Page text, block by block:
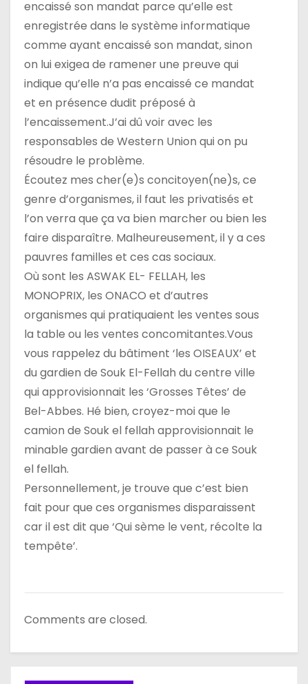
encaissé son mandat parce qu’elle est
enregistrée dans le système informatique
comme ayant encaissé son mandat, sinon
on lui exigea de ramener une preuve qui
indique qu’elle n’a pas encaissé ce mandat
et en présence dudit préposé à
l’encaissement.J’ai dû voir avec les
responsables de Western Union qui on pu
résoudre le problème.
Écoutez mes cher(e)s concitoyen(ne)s, ce
genre d’organismes, il faut les privatisés et
l’on verra que ça va bien marcher ou bien les
faire disparaître. Malheureusement, il y a ces
pauvres familles et ces cas sociaux.
Où sont les ASWAK EL- FELLAH, les
MONOPRIX, les ONACO et d’autres
organismes qui pratiquaient les ventes sous
la table ou les ventes concomitantes.Vous
vous rappelez du bâtiment ‘les OISEAUX’ et
du gardien de Souk El-Fellah du centre ville
qui approvisionnait les ‘Grosses Têtes’ de
Bel-Abbes. Hé bien, croyez-moi que le
camion de Souk el fellah approvisionnait le
minable gardien avant de passer à ce Souk
el fellah.
Personnellement, je trouve que c’est bien
fait pour que ces organismes disparaissent
car il est dit que ‘Qui sème le vent, récolte la
tempête’.
Comments are closed.